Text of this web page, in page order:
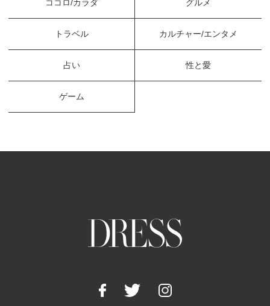
ココロ/カラダ グルメ
トラベル カルチャー/エンタメ
占い 性と愛
ゲーム